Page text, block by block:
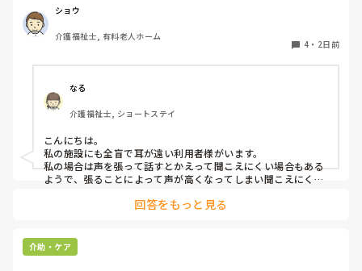
現在、私は「大きな声で、ゆっくり耳元でお話しする」とい
う方法で対応しています。
聞き取れると安心していただける方なので何とか理解しても
かり、痛めてしまうことがあります。
みなさんの職場で、このような方と関わる際に工夫している
ことや、喉に負担をかけずに意思疎通ができる良い方法など
よろしくお願いします。
ショウ
介護福祉士, 有料老人ホーム
4 ・ 2日前
なる
介護福祉士, ショートステイ
こんにちは。
私の施設にも全盲で耳が遠い利用者様がいます。
私の場合は声を張って話すとかえって聞こえにくい場合もある
ようで、張ることによって声が高くなってしまい聞こえにくい
回答をもっと見る
介助・ケア